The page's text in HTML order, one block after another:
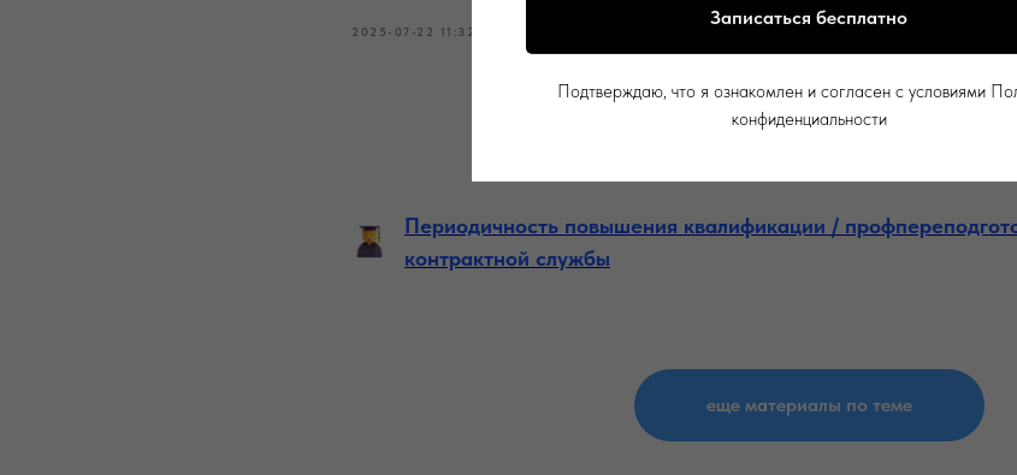
Записаться бесплатно
Подтверждаю, что я ознакомлен и согласен с условиями
конфиденциальности
2025-07-22 11:32
Периодичность повышения квалификации /
контрактной службы
еще материалы по теме